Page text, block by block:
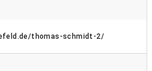
thomas-schmidt-2/